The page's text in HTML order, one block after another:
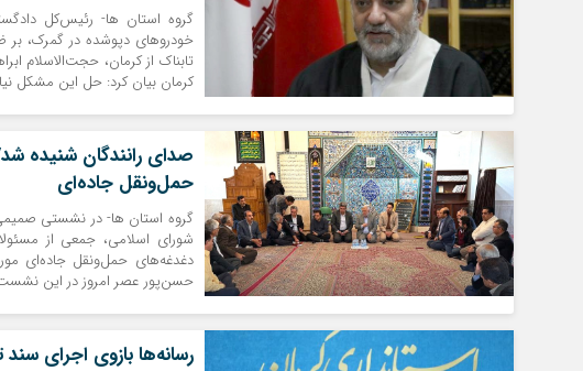
گروه استان ها- رئیس‌کل
خودروهای دپوشده در گمرک، بر
تابناک از کرمان، حجت‌الاسلام
کرمان بیان کرد: حل این مشکل
صدای رانندگان شنیده
حمل‌ونقل جاده‌ای
گروه استان ها- در نشستی
شورای اسلامی، جمعی از
دغدغه‌های حمل‌ونقل جاده‌ای
حسن‌پور عصر امروز در این نشست،
رسانه‌ها بازوی اجرای